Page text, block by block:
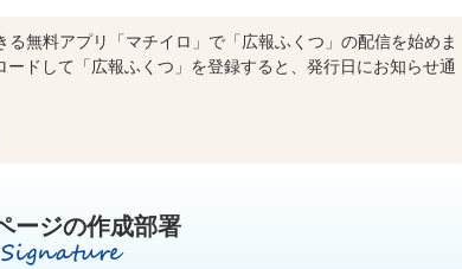
無料アプリ「マチイロ」で「広報ふくつ」の配信を始めま
ドして「広報ふくつ」を登録すると、発行日にお知らせ通
ージの作成部署